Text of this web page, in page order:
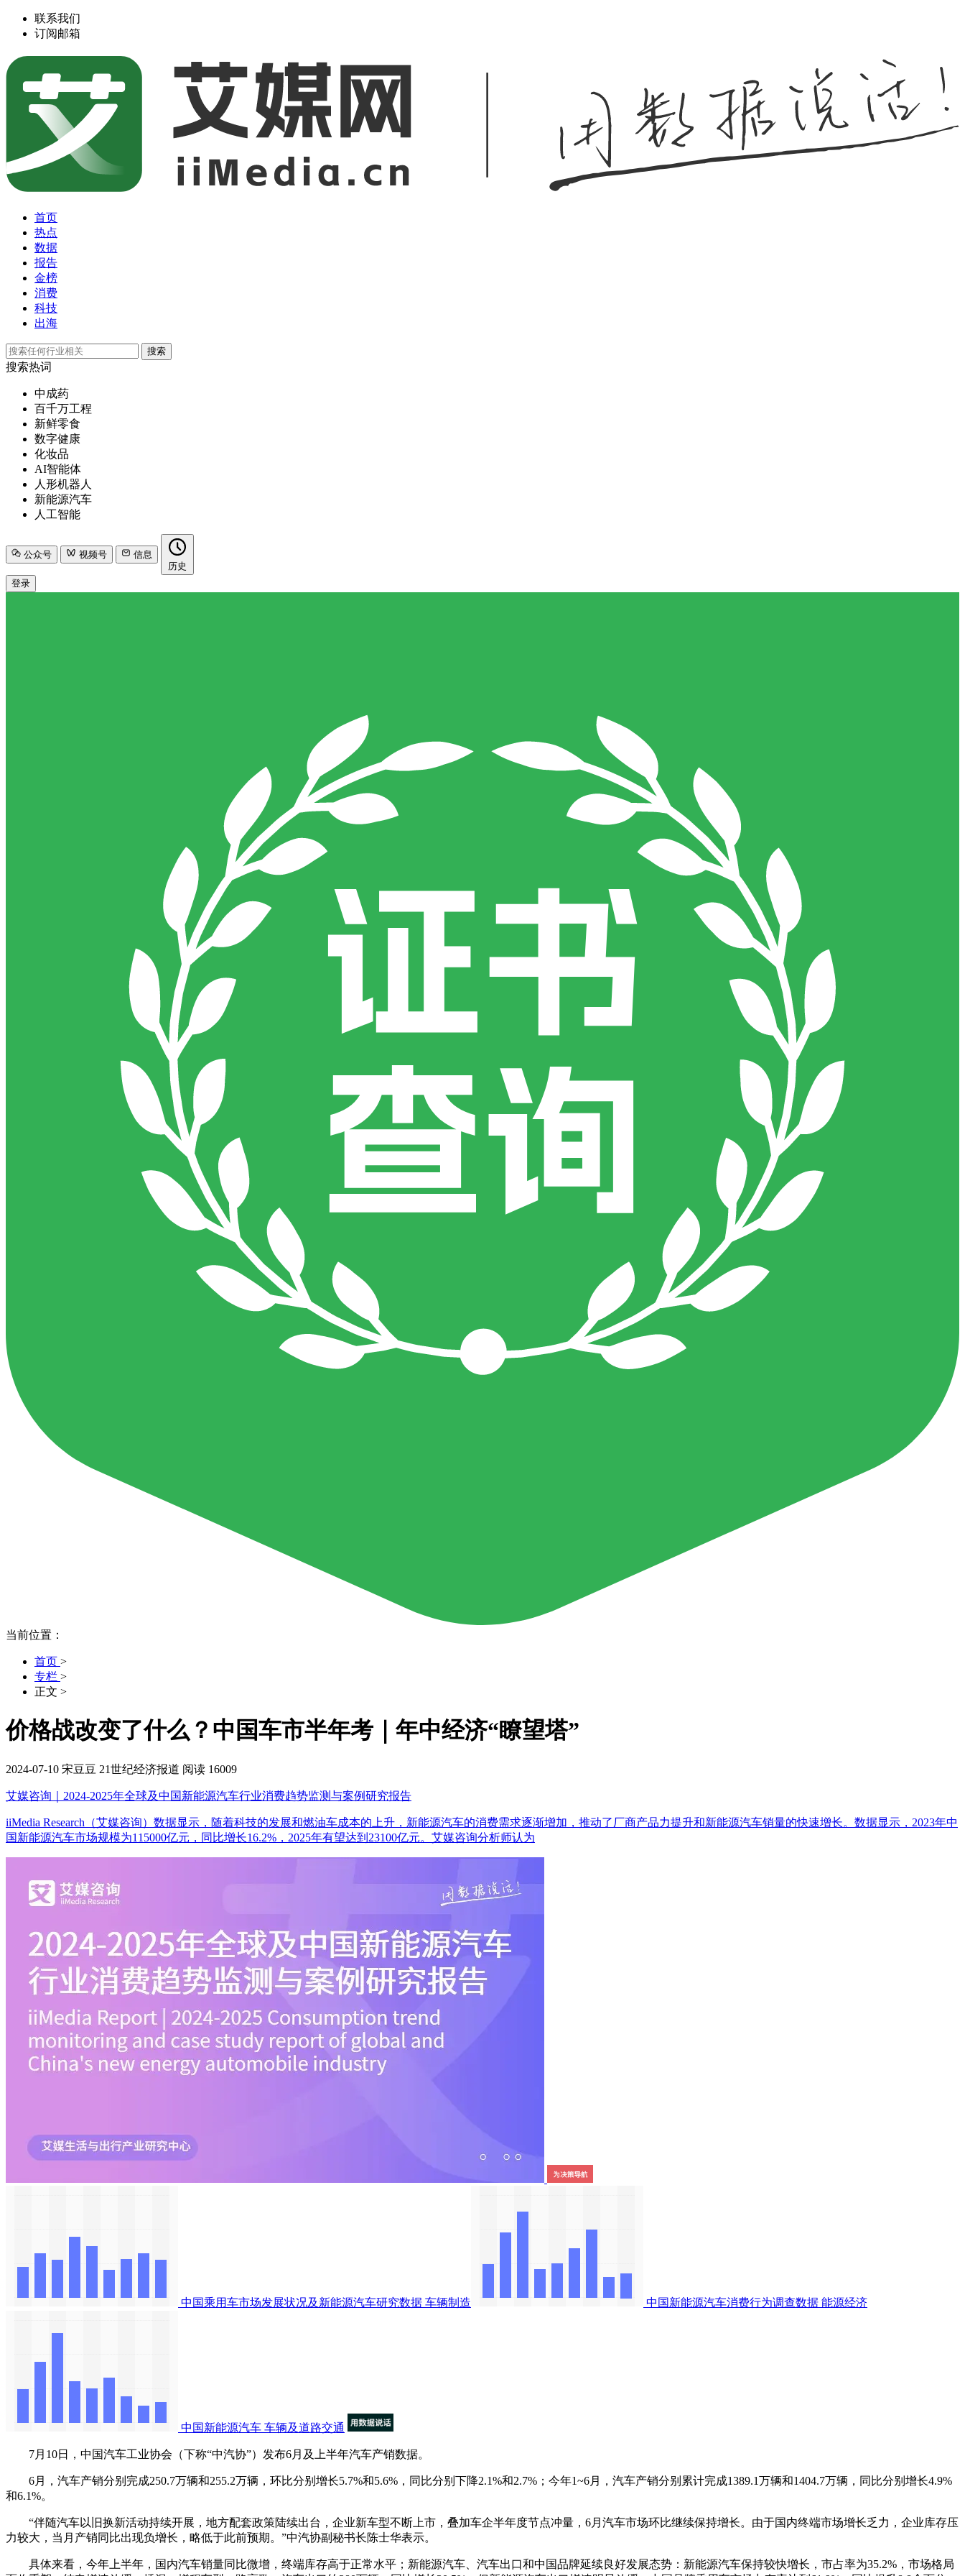
联系我们
订阅邮箱
首页
热点
数据
报告
金榜
消费
科技
出海
搜索
搜索热词
中成药
百千万工程
新鲜零食
数字健康
化妆品
AI智能体
人形机器人
新能源汽车
人工智能
公众号 视频号
信息
历史
登录
当前位置：
首页 >
专栏 >
正文 >
价格战改变了什么？中国车市半年考｜年中经济“瞭望塔”
2024-07-10 宋豆豆 21世纪经济报道 阅读 16009
艾媒咨询｜2024-2025年全球及中国新能源汽车行业消费趋势监测与案例研究报告
iiMedia Research（艾媒咨询）数据显示，随着科技的发展和燃油车成本的上升，新能源汽车的消费需求逐渐增加，推动了厂商产品力提升和新能源汽车销量的快速增长。数据显示，2023年中
国新能源汽车市场规模为115000亿元，同比增长16.2%，2025年有望达到23100亿元。艾媒咨询分析师认为
中国乘用车市场发展状况及新能源汽车研究数据 车辆制造 中国新能源汽车消费行为调查数据 能源经济
中国新能源汽车 车辆及道路交通
7月10日，中国汽车工业协会（下称“中汽协”）发布6月及上半年汽车产销数据。
6月，汽车产销分别完成250.7万辆和255.2万辆，环比分别增长5.7%和5.6%，同比分别下降2.1%和2.7%；今年1~6月，汽车产销分别累计完成1389.1万辆和1404.7万辆，同比分别增长4.9%
和6.1%。
“伴随汽车以旧换新活动持续开展，地方配套政策陆续出台，企业新车型不断上市，叠加车企半年度节点冲量，6月汽车市场环比继续保持增长。由于国内终端市场增长乏力，企业库存压
力较大，当月产销同比出现负增长，略低于此前预期。”中汽协副秘书长陈士华表示。
具体来看，今年上半年，国内汽车销量同比微增，终端库存高于正常水平；新能源汽车、汽车出口和中国品牌延续良好发展态势：新能源汽车保持较快增长，市占率为35.2%，市场格局